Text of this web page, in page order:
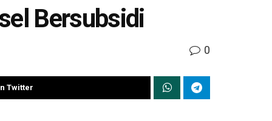
Bersubsidi
0
Twitter